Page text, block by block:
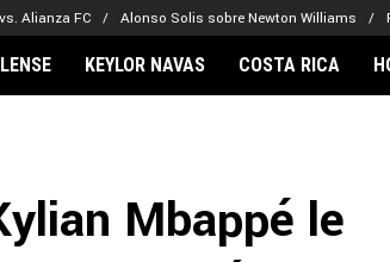
Alianza FC Alonso Solis sobre Newton Williams
Alajuelense
Noticias
KEYLOR NAVAS COSTA RICA
Mbappé le